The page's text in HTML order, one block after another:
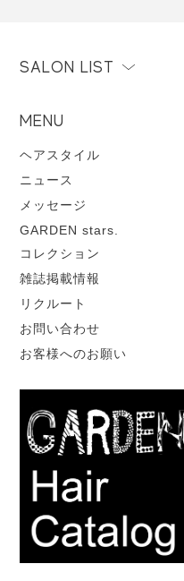
SALON LIST
MENU
ヘアスタイル
ニュース
メッセージ
GARDEN stars.
コレクション
雑誌掲載情報
リクルート
お問い合わせ
お客様へのお願い